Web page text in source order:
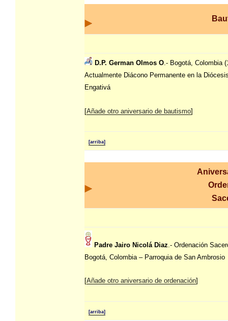
D.P. German Olmos O.- Bogotá, Colombia
Actualmente Diácono Permanente en la
Engativá
[Añade otro aniversario de bautismo]
[arriba]
Padre Jairo Nicolá Diaz .- Ordenación
Bogotá, Colombia – Parroquia de San Ambrosio
[Añade otro aniversario de ordenación]
[arriba]